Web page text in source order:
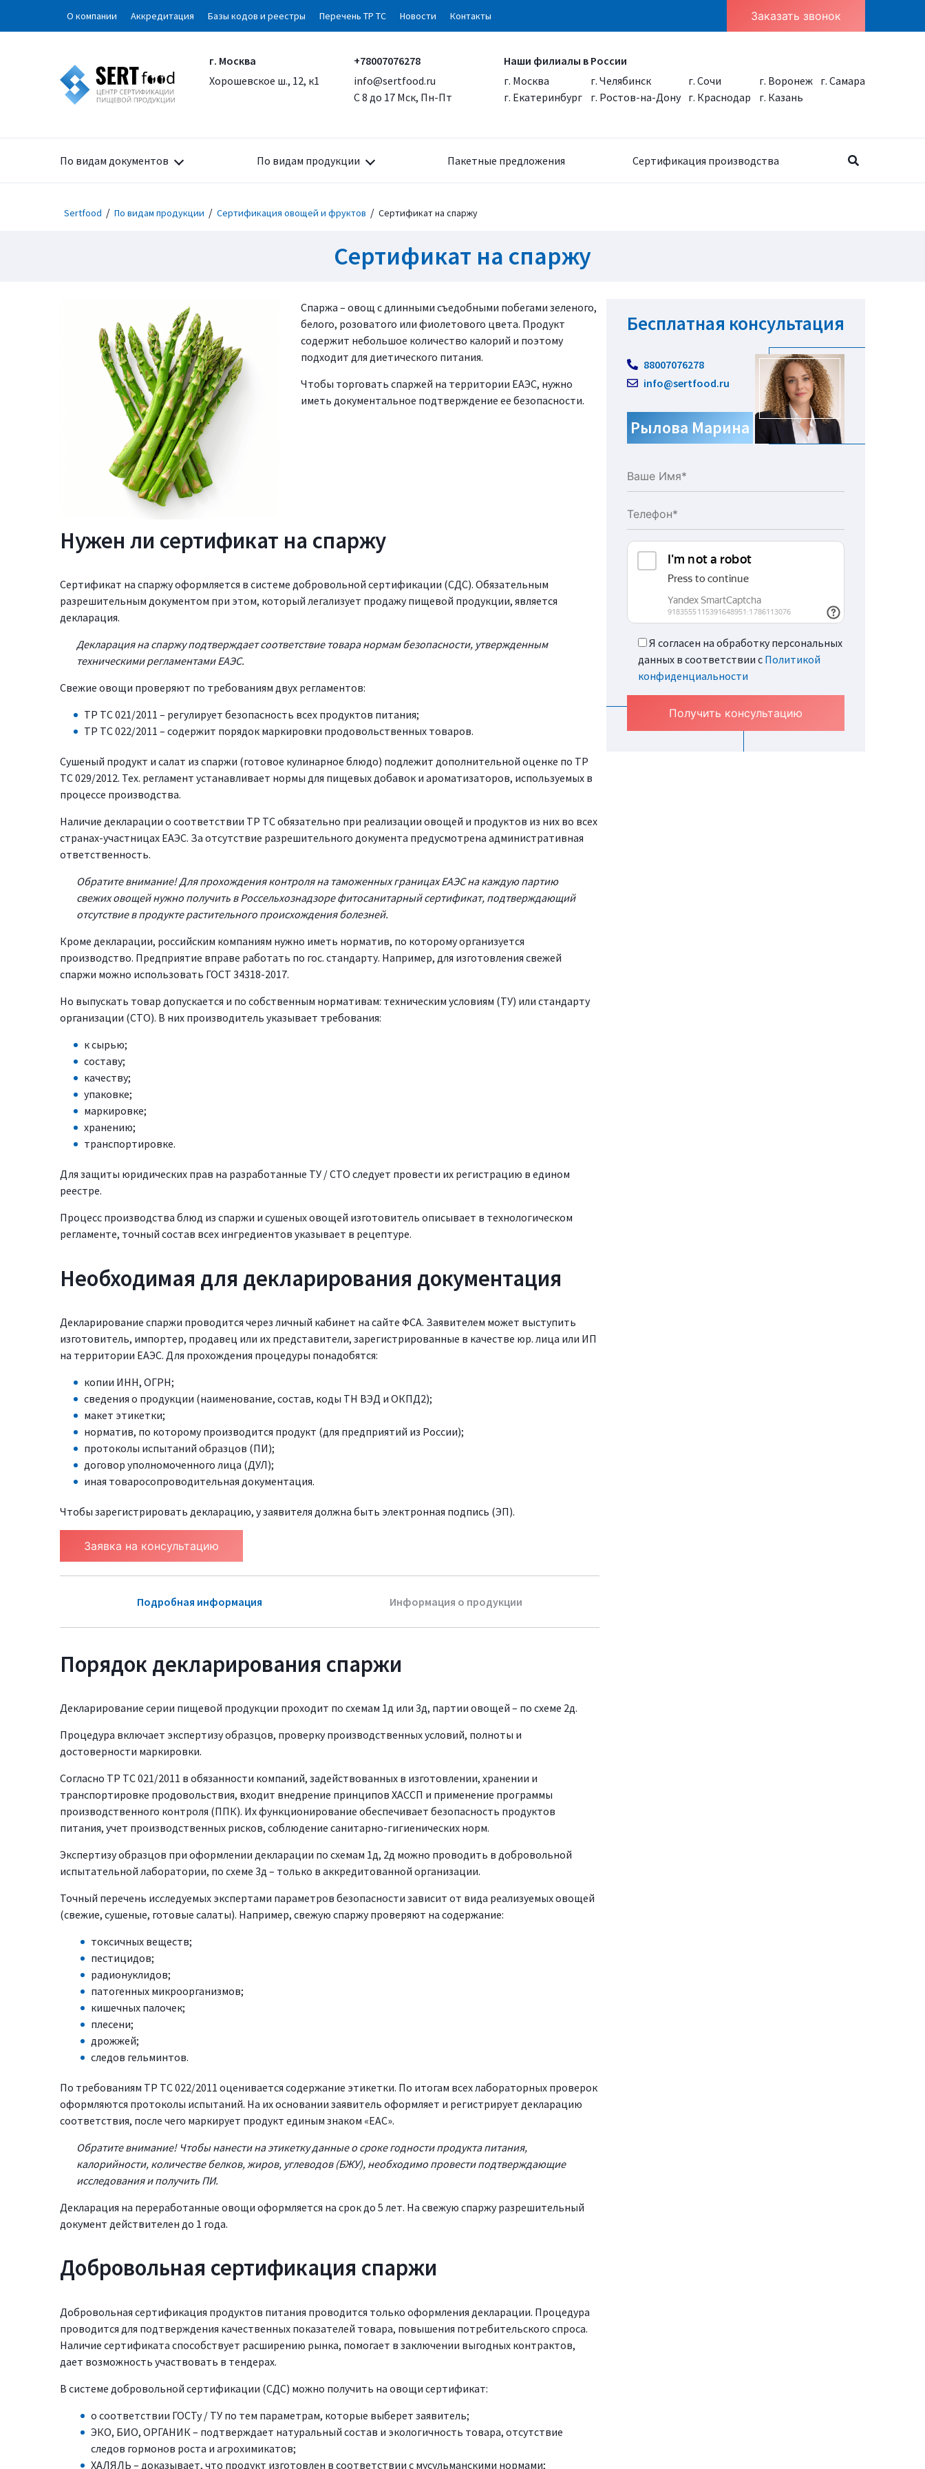
О компании Аккредитация Базы кодов и реестры Перечень ТР ТС Новости Контакты Заказать звонок
г. Москва
Хорошевское ш., 12, к1
+78007076278
info@sertfood.ru
С 8 до 17 Мск, Пн-Пт
Наши филиалы в России
г. Москва
г. Екатеринбург
г. Челябинск
г. Ростов-на-Дону
г. Сочи
г. Краснодар
г. Воронеж
г. Казань
г. Самара
По видам документов По видам продукции Пакетные предложения Сертификация производства
Sertfood / По видам продукции / Сертификация овощей и фруктов / Сертификат на спаржу
Сертификат на спаржу
Спаржа – овощ с длинными съедобными побегами зеленого,
белого, розоватого или фиолетового цвета. Продукт
содержит небольшое количество калорий и поэтому
подходит для диетического питания.
Чтобы торговать спаржей на территории ЕАЭС, нужно
иметь документальное подтверждение ее безопасности.
Нужен ли сертификат на спаржу
Сертификат на спаржу оформляется в системе добровольной сертификации (СДС). Обязательным
разрешительным документом при этом, который легализует продажу пищевой продукции, является
декларация.
Декларация на спаржу подтверждает соответствие товара нормам безопасности, утвержденным
техническими регламентами ЕАЭС.
Свежие овощи проверяют по требованиям двух регламентов:
ТР ТС 021/2011 – регулирует безопасность всех продуктов питания;
ТР ТС 022/2011 – содержит порядок маркировки продовольственных товаров.
Сушеный продукт и салат из спаржи (готовое кулинарное блюдо) подлежит дополнительной оценке по ТР
ТС 029/2012. Тех. регламент устанавливает нормы для пищевых добавок и ароматизаторов, используемых в
процессе производства.
Наличие декларации о соответствии ТР ТС обязательно при реализации овощей и продуктов из них во всех
странах-участницах ЕАЭС. За отсутствие разрешительного документа предусмотрена административная
ответственность.
Обратите внимание! Для прохождения контроля на таможенных границах ЕАЭС на каждую партию
свежих овощей нужно получить в Россельхознадзоре фитосанитарный сертификат, подтверждающий
отсутствие в продукте растительного происхождения болезней.
Кроме декларации, российским компаниям нужно иметь норматив, по которому организуется
производство. Предприятие вправе работать по гос. стандарту. Например, для изготовления свежей
спаржи можно использовать ГОСТ 34318-2017.
Но выпускать товар допускается и по собственным нормативам: техническим условиям (ТУ) или стандарту
организации (СТО). В них производитель указывает требования:
к сырью;
составу;
качеству;
упаковке;
маркировке;
хранению;
транспортировке.
Для защиты юридических прав на разработанные ТУ / СТО следует провести их регистрацию в едином
реестре.
Процесс производства блюд из спаржи и сушеных овощей изготовитель описывает в технологическом
регламенте, точный состав всех ингредиентов указывает в рецептуре.
Необходимая для декларирования документация
Декларирование спаржи проводится через личный кабинет на сайте ФСА. Заявителем может выступить
изготовитель, импортер, продавец или их представители, зарегистрированные в качестве юр. лица или ИП
на территории ЕАЭС. Для прохождения процедуры понадобятся:
копии ИНН, ОГРН;
сведения о продукции (наименование, состав, коды ТН ВЭД и ОКПД2);
макет этикетки;
норматив, по которому производится продукт (для предприятий из России);
протоколы испытаний образцов (ПИ);
договор уполномоченного лица (ДУЛ);
иная товаросопроводительная документация.
Чтобы зарегистрировать декларацию, у заявителя должна быть электронная подпись (ЭП).
Заявка на консультацию
Подробная информация Информация о продукции
Порядок декларирования спаржи
Декларирование серии пищевой продукции проходит по схемам 1д или 3д, партии овощей – по схеме 2д.
Процедура включает экспертизу образцов, проверку производственных условий, полноты и
достоверности маркировки.
Согласно ТР ТС 021/2011 в обязанности компаний, задействованных в изготовлении, хранении и
транспортировке продовольствия, входит внедрение принципов ХАССП и применение программы
производственного контроля (ППК). Их функционирование обеспечивает безопасность продуктов
питания, учет производственных рисков, соблюдение санитарно-гигиенических норм.
Экспертизу образцов при оформлении декларации по схемам 1д, 2д можно проводить в добровольной
испытательной лаборатории, по схеме 3д – только в аккредитованной организации.
Точный перечень исследуемых экспертами параметров безопасности зависит от вида реализуемых овощей
(свежие, сушеные, готовые салаты). Например, свежую спаржу проверяют на содержание:
токсичных веществ;
пестицидов;
радионуклидов;
патогенных микроорганизмов;
кишечных палочек;
плесени;
дрожжей;
следов гельминтов.
По требованиям ТР ТС 022/2011 оценивается содержание этикетки. По итогам всех лабораторных проверок
оформляются протоколы испытаний. На их основании заявитель оформляет и регистрирует декларацию
соответствия, после чего маркирует продукт единым знаком «ЕАС».
Обратите внимание! Чтобы нанести на этикетку данные о сроке годности продукта питания,
калорийности, количестве белков, жиров, углеводов (БЖУ), необходимо провести подтверждающие
исследования и получить ПИ.
Декларация на переработанные овощи оформляется на срок до 5 лет. На свежую спаржу разрешительный
документ действителен до 1 года.
Добровольная сертификация спаржи
Добровольная сертификация продуктов питания проводится только оформления декларации. Процедура
проводится для подтверждения качественных показателей товара, повышения потребительского спроса.
Наличие сертификата способствует расширению рынка, помогает в заключении выгодных контрактов,
дает возможность участвовать в тендерах.
В системе добровольной сертификации (СДС) можно получить на овощи сертификат:
о соответствии ГОСТу / ТУ по тем параметрам, которые выберет заявитель;
ЭКО, БИО, ОРГАНИК – подтверждает натуральный состав и экологичность товара, отсутствие
следов гормонов роста и агрохимикатов;
ХАЛЯЛЬ – доказывает, что продукт изготовлен в соответствии с мусульманскими нормами;
Бесплатная консультация
88007076278
info@sertfood.ru
Рылова Марина
Я согласен на обработку персональных
данных в соответствии с Политикой
конфиденциальности